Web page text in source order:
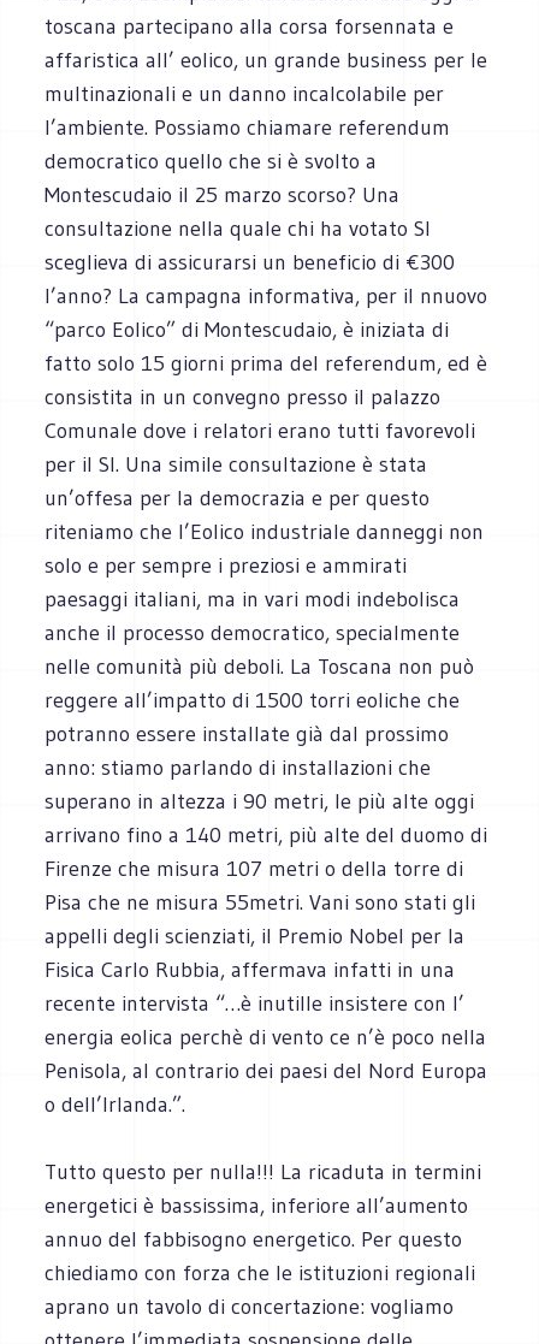
toscana partecipano alla corsa forsennata e
affaristica all’ eolico, un grande business per le
multinazionali e un danno incalcolabile per
l’ambiente. Possiamo chiamare referendum
democratico quello che si è svolto a
Montescudaio il 25 marzo scorso? Una
consultazione nella quale chi ha votato SI
sceglieva di assicurarsi un beneficio di €300
l’anno? La campagna informativa, per il nnuovo
“parco Eolico” di Montescudaio, è iniziata di
fatto solo 15 giorni prima del referendum, ed è
consistita in un convegno presso il palazzo
Comunale dove i relatori erano tutti favorevoli
per il SI. Una simile consultazione è stata
un’offesa per la democrazia e per questo
riteniamo che l’Eolico industriale danneggi non
solo e per sempre i preziosi e ammirati
paesaggi italiani, ma in vari modi indebolisca
anche il processo democratico, specialmente
nelle comunità più deboli. La Toscana non può
reggere all’impatto di 1500 torri eoliche che
potranno essere installate già dal prossimo
anno: stiamo parlando di installazioni che
superano in altezza i 90 metri, le più alte oggi
arrivano fino a 140 metri, più alte del duomo di
Firenze che misura 107 metri o della torre di
Pisa che ne misura 55metri. Vani sono stati gli
appelli degli scienziati, il Premio Nobel per la
Fisica Carlo Rubbia, affermava infatti in una
recente intervista “…è inutille insistere con l’
energia eolica perchè di vento ce n’è poco nella
Penisola, al contrario dei paesi del Nord Europa
o dell’Irlanda.”.
Tutto questo per nulla!!! La ricaduta in termini
energetici è bassissima, inferiore all’aumento
annuo del fabbisogno energetico. Per questo
chiediamo con forza che le istituzioni regionali
aprano un tavolo di concertazione: vogliamo